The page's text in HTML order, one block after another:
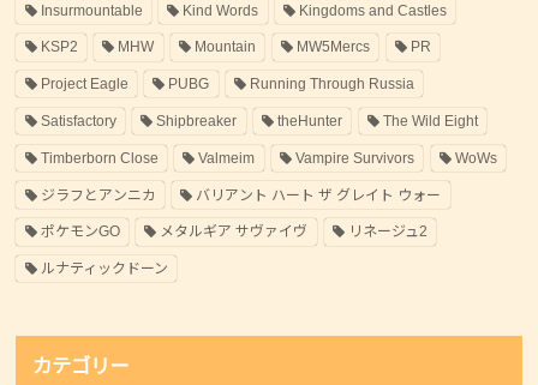
Insurmountable Kind Words Kingdoms and Castles
KSP2 MHW Mountain MW5Mercs PR
Project Eagle PUBG Running Through Russia
Satisfactory Shipbreaker theHunter The Wild Eight
Timberborn Close Valmeim Vampire Survivors WoWs
ジラフとアンニカ バリアント ハート ザ グレイト ウォー
ポケモンGO メタルギア サヴァイヴ リネージュ2
ルナティックドーン
カテゴリー